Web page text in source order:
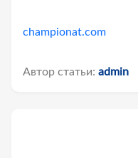
championat.com
Автор статьи: admin